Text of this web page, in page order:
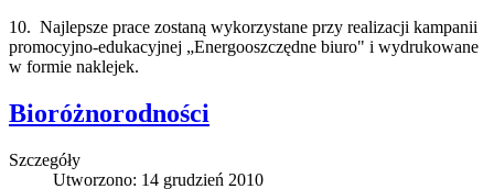
10. Najlepsze prace zostaną wykorzystane przy realizacji kampanii
promocyjno-edukacyjnej „Energooszczędne biuro" i wydrukowane
w formie naklejek.
Bioróżnorodności
Szczegóły
Utworzono: 14 grudzień 2010